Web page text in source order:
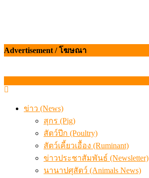
Advertisement / โฆษณา
ข่าว (News)
สุกร (Pig)
สัตว์ปีก (Poultry)
สัตว์เคี้ยวเอื้อง (Ruminant)
ข่าวประชาสัมพันธ์ (Newsletter)
นานาปศุสัตว์ (Animals News)